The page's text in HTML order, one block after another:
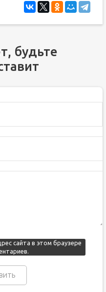
будьте
сайта в этом браузере